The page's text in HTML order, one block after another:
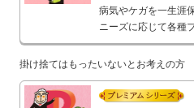
病気やケガを一生涯
ニーズに応じて各種
掛け捨てはもったいないとお考えの方